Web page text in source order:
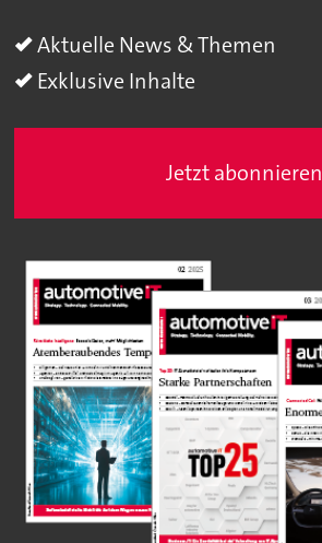
Aktuelle News & Themen
Exklusive Inhalte
Jetzt abonnieren